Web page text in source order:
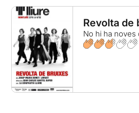
Revolta de
No hi ha noves